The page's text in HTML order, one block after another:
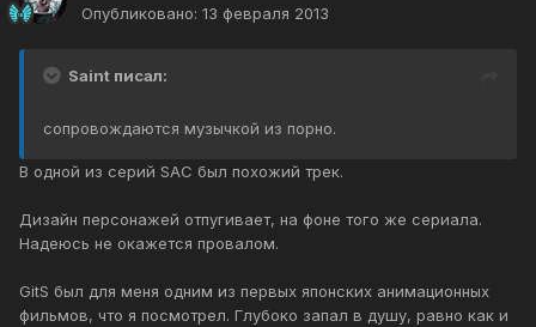
Опубликовано: 13 февраля 2013
Saint писал:
сопровождаются музычкой из порно.
В одной из серий SAC был похожий трек.
Дизайн персонажей отпугивает, на фоне того же сериала.
Надеюсь не окажется провалом.
GitS был для меня одним из первых японских анимационных
фильмов, что я посмотрел. Глубоко запал в душу, равно как и